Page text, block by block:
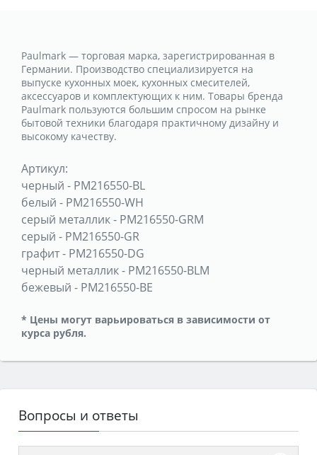
Paulmark — торговая марка, зарегистрированная в
Германии. Производство специализируется на
выпуске кухонных моек, кухонных смесителей,
аксессуаров и комплектующих к ним. Товары бренда
Paulmark пользуются большим спросом на рынке
бытовой техники благодаря практичному дизайну и
высокому качеству.
Артикул:
черный - PM216550-BL
белый - PM216550-WH
серый металлик- PM216550-GRM
серый - PM216550-GR
графит- PM216550-DG
черный металлик- PM216550-BLM
бежевый - PM216550-BE
* Цены могут варьироваться в зависимости от
курса рубля.
Вопросы и ответы